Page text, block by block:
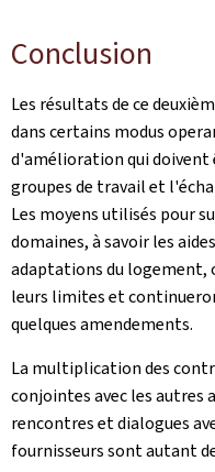
Conclusion
Les résultats de ce
dans certains modus
d'amélioration qui doivent
groupes de travail et
Les moyens utilisés pour
domaines, à savoir les
adaptations du
leurs limites et
quelques amendements.
La multiplication des
conjointes avec les autres
rencontres et dialogues
fournisseurs sont autant